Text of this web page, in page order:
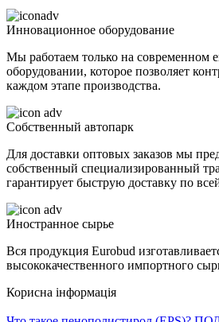
Инновационное оборудование
Мы работаем только на современном
оборудовании, которое позволяет
каждом этапе производства.
Собственный автопарк
Для доставки оптовых заказов мы
собственный специализированный
гарантирует быструю доставку по
Иностранное сырье
Вся продукция Eurobud
высококачественного импортного
Корисна інформація